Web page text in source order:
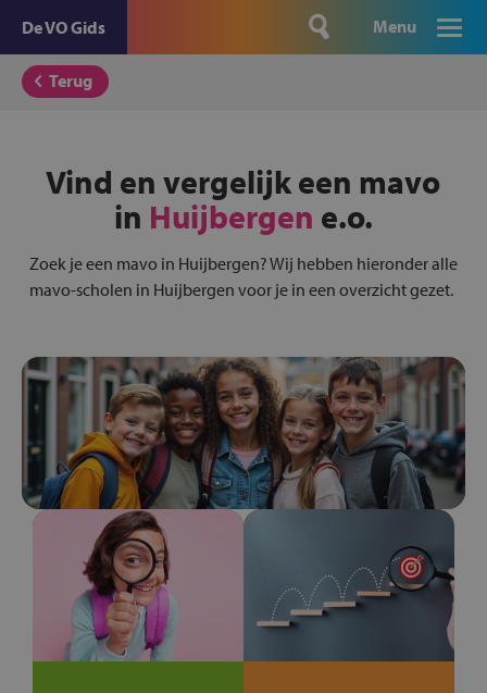
De VO Gids Menu
Terug
Vind en vergelijk een mavo
in Huijbergen e.o.
Zoek je een mavo in Huijbergen? Wij hebben hieronder alle
mavo-scholen in Huijbergen voor je in een overzicht gezet.